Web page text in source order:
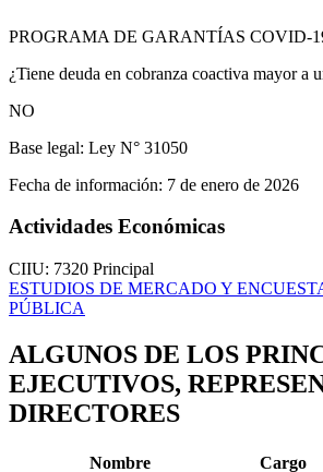
PROGRAMA DE GARANTÍAS COVID-
¿Tiene deuda en cobranza coactiva mayor a
NO
Base legal: Ley N° 31050
Fecha de información: 7 de enero de 2026
Actividades Económicas
CIIU: 7320 Principal
ESTUDIOS DE MERCADO Y
PÚBLICA
ALGUNOS DE LOS
EJECUTIVOS,
DIRECTORES
Nombre Cargo